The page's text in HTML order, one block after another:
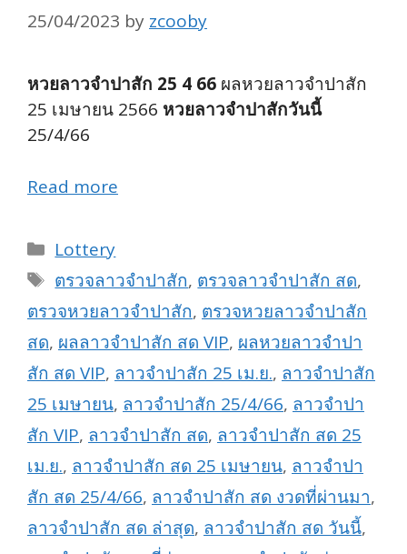
25/04/2023 by zcooby
หวยลาวจำปาสัก 25 4 66 ผลหวยลาวจำปาสัก
25 เมษายน 2566 หวยลาวจำปาสักวันนี้
25/4/66
Read more
Categories
Lottery
Tags
ตรวจลาวจำปาสัก, ตรวจลาวจำปาสัก สด,
ตรวจหวยลาวจำปาสัก, ตรวจหวยลาวจำปาสัก
สด, ผลลาวจำปาสัก สด VIP, ผลหวยลาวจำปา
สัก สด VIP, ลาวจำปาสัก 25 เม.ย., ลาวจำปาสัก
25 เมษายน, ลาวจำปาสัก 25/4/66, ลาวจำปา
สัก VIP, ลาวจำปาสัก สด, ลาวจำปาสัก สด 25
เม.ย., ลาวจำปาสัก สด 25 เมษายน, ลาวจำปา
สัก สด 25/4/66, ลาวจำปาสัก สด งวดที่ผ่านมา,
ลาวจำปาสัก สด ล่าสุด, ลาวจำปาสัก สด วันนี้,